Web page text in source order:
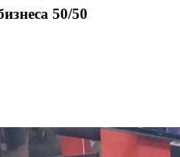
50/50